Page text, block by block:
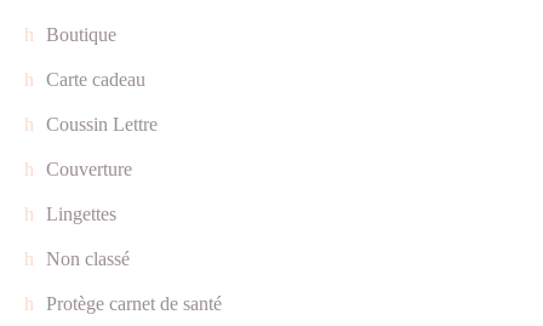
Boutique
Carte cadeau
Coussin Lettre
Couverture
Lingettes
Non classé
Protège carnet de santé